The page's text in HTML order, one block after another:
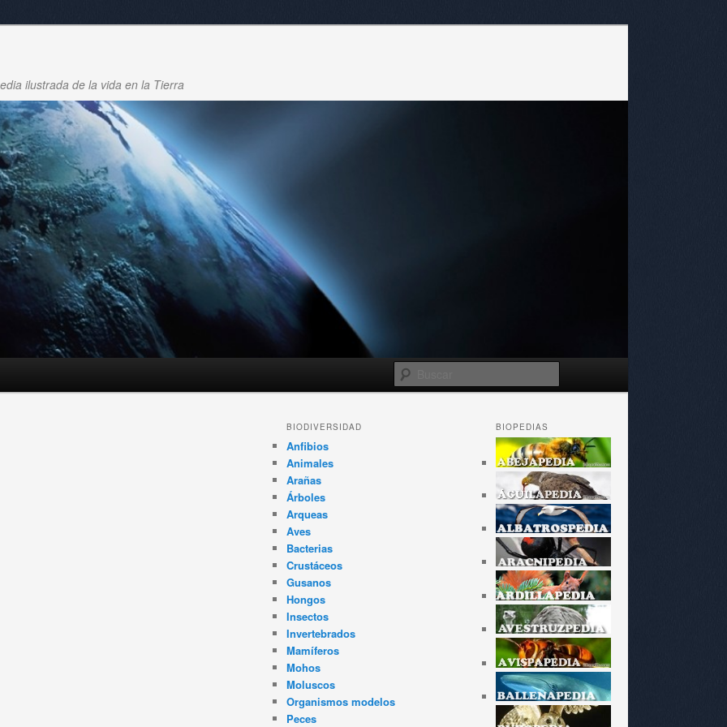
ilustrada de la vida en la Tierra
Navegador
de
artículos
BIOPEDIAS
BIODIVERSIDAD
Anfibios
Animales
Arañas
Árboles
Arqueas
Aves
Bacterias
Crustáceos
Gusanos
Hongos
Insectos
Invertebrados
Mamíferos
Mohos
Moluscos
Organismos modelos
Peces